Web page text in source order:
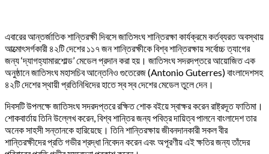
এবারের আন্তর্জাতিক শান্তিরক্ষী দিবসে জাতিসংঘ শান্তিরক্ষা কার্যক্রমে কর্তব্যরত অবস্থায়
আত্মোৎসর্গকারী ৪২টি দেশের ১১৭ জন শান্তিরক্ষীকে বিশ্ব শান্তিরক্ষায় সর্বোচ্চ ত্যাগের
জন্য ‘দ্যাগহ্যামারশোল্ড’ মেডেল প্রদান করা হয়। জাতিসংঘ সদরদপ্তরে আয়োজিত এক
অনুষ্ঠানে জাতিসংঘ মহাসচিব আন্তেনিও গুতেরেজ (Antonio Guterres) বাংলাদেশসহ
৪২টি দেশের স্থায়ী প্রতিনিধিদের হাতে স্ব স্ব দেশের মেডেল তুলে দেন।
দিবসটি উপলক্ষে জাতিসংঘ সদরদপ্তরে রক্ষিত শোক বইয়ে স্বাক্ষর করেন রাষ্ট্রদূত ফাতিমা।
শোকবার্তায় তিনি উল্লেখ করেন, বিশ্ব শান্তির জন্য পবিত্র দায়িত্ব পালনে বাংলাদেশ তার
অনেক সাহসী সন্তানকে হারিয়েছে। তিনি শান্তিরক্ষায় জীবনদানকারী সকল বীর
শান্তিরক্ষীদের প্রতি গভীর শ্রদ্ধা নিবেদন করেন এবং অপূরণীয় এই ক্ষতির জন্য তাঁদের